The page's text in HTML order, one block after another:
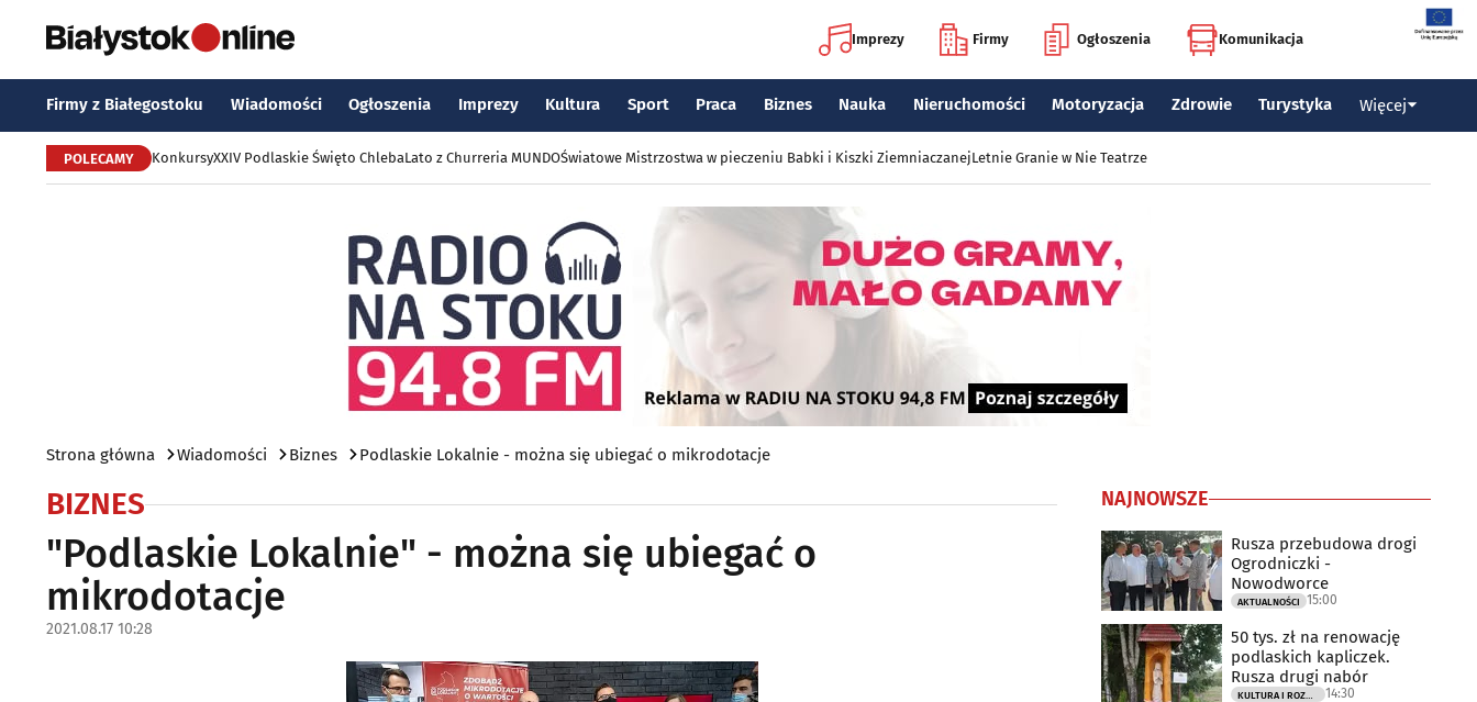
Imprezy Firmy Ogłoszenia Komunikacja
Firmy z Białegostoku Wiadomości Ogłoszenia Imprezy Kultura Sport Praca Biznes Nauka Nieruchomości Motoryzacja Zdrowie Turystyka Więcej
POLECAMY KonkursyXXIV Podlaskie Święto ChlebaLato z Churreria MUNDOŚwiatowe Mistrzostwa w pieczeniu Babki i Kiszki ZiemniaczanejLetnie Granie w Nie Teatrze
Strona główna Wiadomości Biznes Podlaskie Lokalnie - można się ubiegać o mikrodotacje
BIZNES
"Podlaskie Lokalnie" - można się ubiegać o
mikrodotacje
2021.08.17 10:28
NAJNOWSZE
Rusza przebudowa drogi
Ogrodniczki -
Nowodworce
AKTUALNOŚCI 15:00
50 tys. zł na renowację
podlaskich kapliczek.
Rusza drugi nabór
14:30